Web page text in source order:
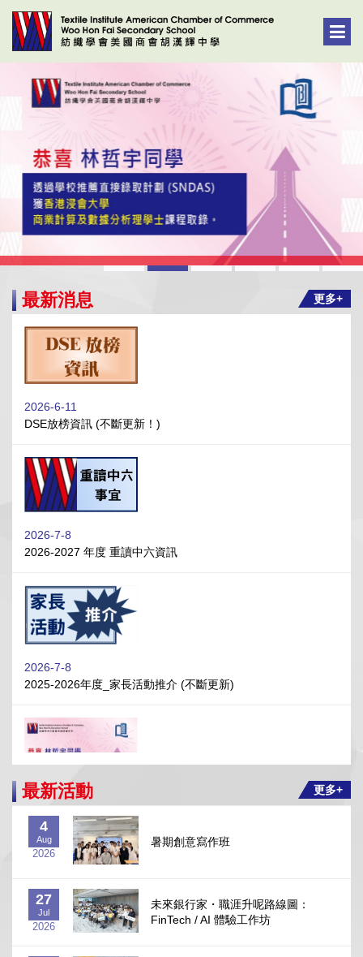
最新消息
2026-6-11
DSE放榜資訊 (不斷更新！)
2026-7-8
2026-2027 年度 重讀中六資訊
2026-7-8
2025-2026年度_家長活動推介 (不斷更新)
本校學生透過「學校推薦直接錄取計劃」獲香港浸
會大學直接取錄
更多+
最新活動
4
Aug
2026
暑期創意寫作班
27
Jul
2026
未來銀行家・職涯升呢路線圖：
FinTech / AI 體驗工作坊
更多+